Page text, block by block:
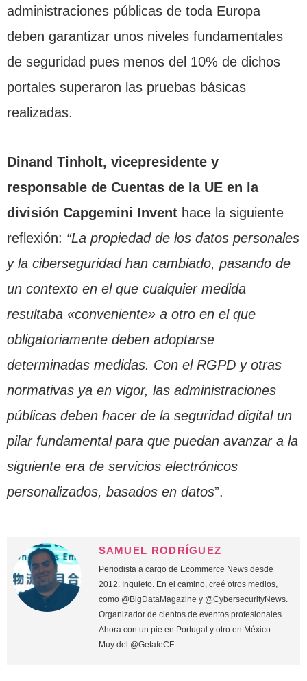
administraciones públicas de toda Europa
deben garantizar unos niveles fundamentales
de seguridad pues menos del 10% de dichos
portales superaron las pruebas básicas
realizadas.
Dinand Tinholt, vicepresidente y
responsable de Cuentas de la UE en la
división Capgemini Invent hace la siguiente
reflexión: “La propiedad de los datos personales
y la ciberseguridad han cambiado, pasando de
un contexto en el que cualquier medida
resultaba «conveniente» a otro en el que
obligatoriamente deben adoptarse
determinadas medidas. Con el RGPD y otras
normativas ya en vigor, las administraciones
públicas deben hacer de la seguridad digital un
pilar fundamental para que puedan avanzar a la
siguiente era de servicios electrónicos
personalizados, basados en datos”.
SAMUEL RODRÍGUEZ
Periodista a cargo de Ecommerce News desde
2012. Inquieto. En el camino, creé otros medios,
como @BigDataMagazine y @CybersecurityNews.
Organizador de cientos de eventos profesionales.
Ahora con un pie en Portugal y otro en México...
Muy del @GetafeCF